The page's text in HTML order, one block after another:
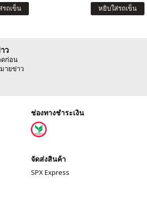
รถเข็น หยิบใส่รถเข็น
ว
ก่อน
ายข่าว
ช่องทางชำระเงิน
จัดส่งสินค้า
SPX Express